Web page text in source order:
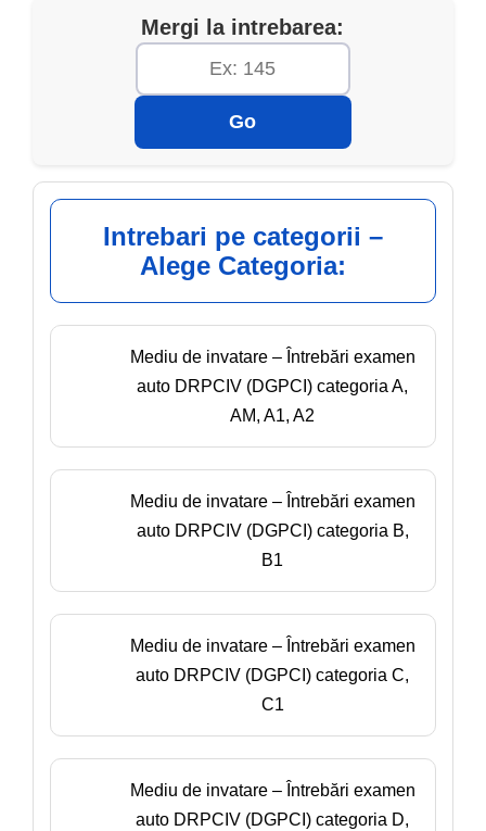
Mergi la intrebarea:
Go
Intrebari pe categorii –
Alege Categoria:
Mediu de invatare – Întrebări examen
auto DRPCIV (DGPCI) categoria A,
AM, A1, A2
Mediu de invatare – Întrebări examen
auto DRPCIV (DGPCI) categoria B,
B1
Mediu de invatare – Întrebări examen
auto DRPCIV (DGPCI) categoria C,
C1
Mediu de invatare – Întrebări examen
auto DRPCIV (DGPCI) categoria D,